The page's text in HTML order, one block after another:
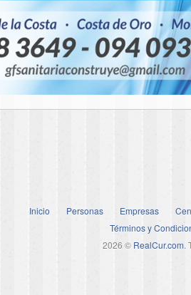
Inicio Personas Empresas
Términos y
2026 © RealCur.com.